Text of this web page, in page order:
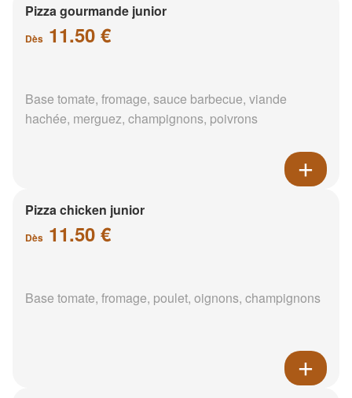
Pizza gourmande junior
Dès 11.50 €
Base tomate, fromage, sauce barbecue, viande
hachée, merguez, champignons, poivrons
Pizza chicken junior
Dès 11.50 €
Base tomate, fromage, poulet, oignons, champignons